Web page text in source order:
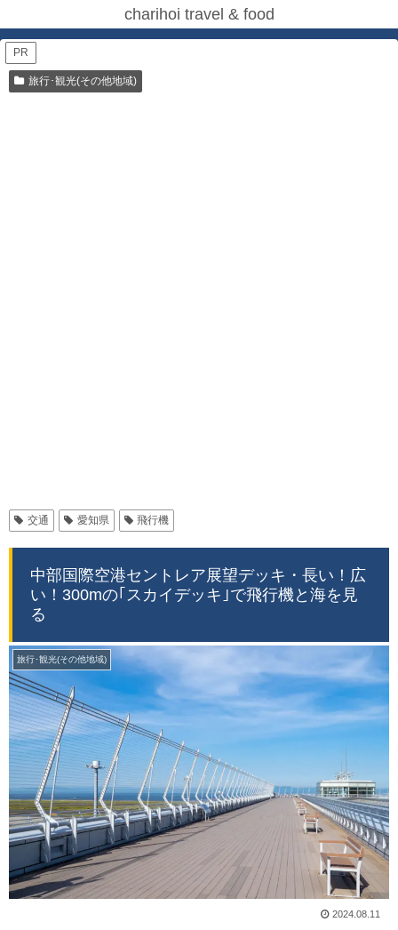
charihoi travel & food
PR
旅行･観光(その他地域)
交通 愛知県 飛行機
中部国際空港セントレア展望デッキ・長い！広
い！300mの｢スカイデッキ｣で飛行機と海を見
る
旅行･観光(その他地域)
2024.08.11